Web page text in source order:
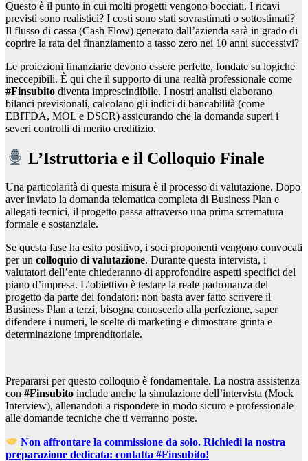
Questo è il punto in cui molti progetti vengono bocciati. I ricavi
previsti sono realistici? I costi sono stati sovrastimati o sottostimati?
Il flusso di cassa (Cash Flow) generato dall’azienda sarà in grado di
coprire la rata del finanziamento a tasso zero nei 10 anni successivi?
Le proiezioni finanziarie devono essere perfette, fondate su logiche
ineccepibili. È qui che il supporto di una realtà professionale come
#Finsubito diventa imprescindibile. I nostri analisti elaborano
bilanci previsionali, calcolano gli indici di bancabilità (come
EBITDA, MOL e DSCR) assicurando che la domanda superi i
severi controlli di merito creditizio.
L’Istruttoria e il Colloquio Finale
Una particolarità di questa misura è il processo di valutazione. Dopo
aver inviato la domanda telematica completa di Business Plan e
allegati tecnici, il progetto passa attraverso una prima scrematura
formale e sostanziale.
Se questa fase ha esito positivo, i soci proponenti vengono convocati
per un colloquio di valutazione. Durante questa intervista, i
valutatori dell’ente chiederanno di approfondire aspetti specifici del
piano d’impresa. L’obiettivo è testare la reale padronanza del
progetto da parte dei fondatori: non basta aver fatto scrivere il
Business Plan a terzi, bisogna conoscerlo alla perfezione, saper
difendere i numeri, le scelte di marketing e dimostrare grinta e
determinazione imprenditoriale.
Prepararsi per questo colloquio è fondamentale. La nostra assistenza
con #Finsubito include anche la simulazione dell’intervista (Mock
Interview), allenandoti a rispondere in modo sicuro e professionale
alle domande tecniche che ti verranno poste.
Non affrontare la commissione da solo. Richiedi la nostra
preparazione dedicata: contatta #Finsubito!